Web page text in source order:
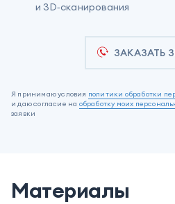
и 3D‑сканирования
ЗАКАЗАТЬ
Я принимаю условия политики обработки
и даю согласие на обработку моих
заявки
Материалы